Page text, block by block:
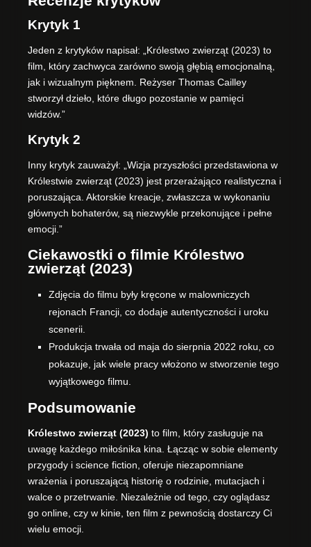
Krytyk 1
Jeden z krytyków napisał: „Królestwo zwierząt (2023) to
film, który zachwyca zarówno swoją głębią emocjonalną,
jak i wizualnym pięknem. Reżyser Thomas Cailley
stworzył dzieło, które długo pozostanie w pamięci
widzów.”
Krytyk 2
Inny krytyk zauważył: „Wizja przyszłości przedstawiona w
Królestwie zwierząt (2023) jest przerażająco realistyczna i
poruszająca. Aktorskie kreacje, zwłaszcza w wykonaniu
głównych bohaterów, są niezwykle przekonujące i pełne
emocji.”
Ciekawostki o filmie Królestwo
zwierząt (2023)
Zdjęcia do filmu były kręcone w malowniczych
rejonach Francji, co dodaje autentyczności i uroku
scenerii.
Produkcja trwała od maja do sierpnia 2022 roku, co
pokazuje, jak wiele pracy włożono w stworzenie tego
wyjątkowego filmu.
Podsumowanie
Królestwo zwierząt (2023) to film, który zasługuje na
uwagę każdego miłośnika kina. Łącząc w sobie elementy
przygody i science fiction, oferuje niezapomniane
wrażenia i poruszającą historię o rodzinie, mutacjach i
walce o przetrwanie. Niezależnie od tego, czy oglądasz
go online, czy w kinie, ten film z pewnością dostarczy Ci
wielu emocji.